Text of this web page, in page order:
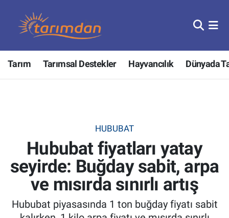
Tarım Tarımsal Destekler Hayvancılık Dünyada
HUBUBAT
Hububat fiyatları yatay
seyirde: Buğday sabit, arpa
ve mısırda sınırlı artış
Hububat piyasasında 1 ton buğday fiyatı sabit
Tarım
Hayvancılık
Tarımsal Destekler
Tarım Bakanlığı
Nöbetçi Eczaneler
Hava Durumu
Tüm Manşetler
Son Dakika Haberleri